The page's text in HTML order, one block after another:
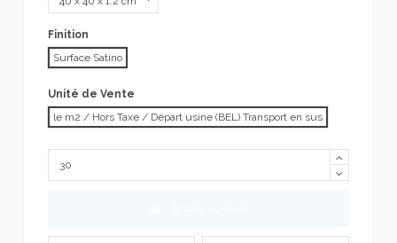
Finition
Surface Satino
Unité de Vente
le m2 / Hors Taxe / Départ usine (BEL) Transport en sus